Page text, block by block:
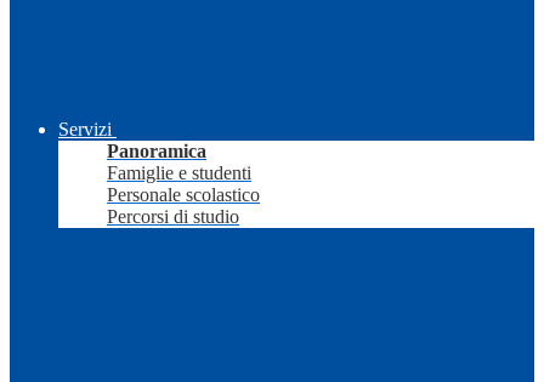
Servizi
Panoramica
Famiglie e studenti
Personale scolastico
Percorsi di studio